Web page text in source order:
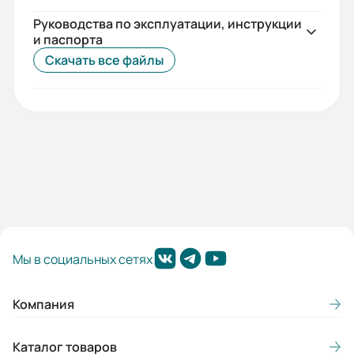
Руководства по эксплуатации, инструкции
и паспорта
Скачать все файлы
Мы в социальных сетях
Компания
Каталог товаров